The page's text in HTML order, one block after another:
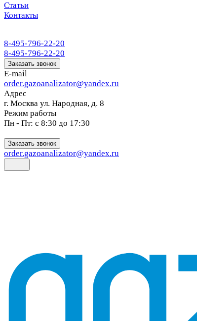
Статьи
Контакты
8-495-796-22-20
8-495-796-22-20
Заказать звонок
E-mail
order.gazoanalizator@yandex.ru
Адрес
г. Москва ул. Народная, д. 8
Режим работы
Пн - Пт: с 8:30 до 17:30
Заказать звонок
order.gazoanalizator@yandex.ru